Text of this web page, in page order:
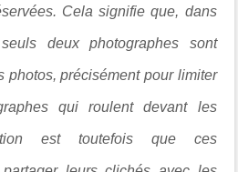
Cela signifie que, dans
deux photographes sont
photos, précisément pour limiter
qui roulent devant les
est toutefois que ces